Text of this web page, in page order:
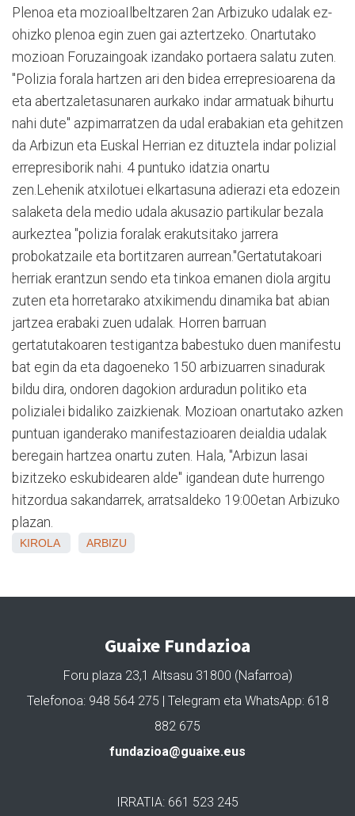
Plenoa eta mozioaIlbeltzaren 2an Arbizuko udalak ez-
ohizko plenoa egin zuen gai aztertzeko. Onartutako
mozioan Foruzaingoak izandako portaera salatu zuten.
"Polizia forala hartzen ari den bidea errepresioarena da
eta abertzaletasunaren aurkako indar armatuak bihurtu
nahi dute" azpimarratzen da udal erabakian eta gehitzen
da Arbizun eta Euskal Herrian ez dituztela indar polizial
errepresiborik nahi. 4 puntuko idatzia onartu
zen.Lehenik atxilotuei elkartasuna adierazi eta edozein
salaketa dela medio udala akusazio partikular bezala
aurkeztea "polizia foralak erakutsitako jarrera
probokatzaile eta bortitzaren aurrean."Gertatutakoari
herriak erantzun sendo eta tinkoa emanen diola argitu
zuten eta horretarako atxikimendu dinamika bat abian
jartzea erabaki zuen udalak. Horren barruan
gertatutakoaren testigantza babestuko duen manifestu
bat egin da eta dagoeneko 150 arbizuarren sinadurak
bildu dira, ondoren dagokion arduradun politiko eta
polizialei bidaliko zaizkienak. Mozioan onartutako azken
puntuan iganderako manifestazioaren deialdia udalak
beregain hartzea onartu zuten. Hala, "Arbizun lasai
bizitzeko eskubidearen alde" igandean dute hurrengo
hitzordua sakandarrek, arratsaldeko 19:00etan Arbizuko
plazan.
KIROLA ARBIZU
Guaixe Fundazioa
Foru plaza 23,1 Altsasu 31800 (Nafarroa)
Telefonoa: 948 564 275 | Telegram eta WhatsApp: 618
882 675
fundazioa@guaixe.eus
IRRATIA: 661 523 245